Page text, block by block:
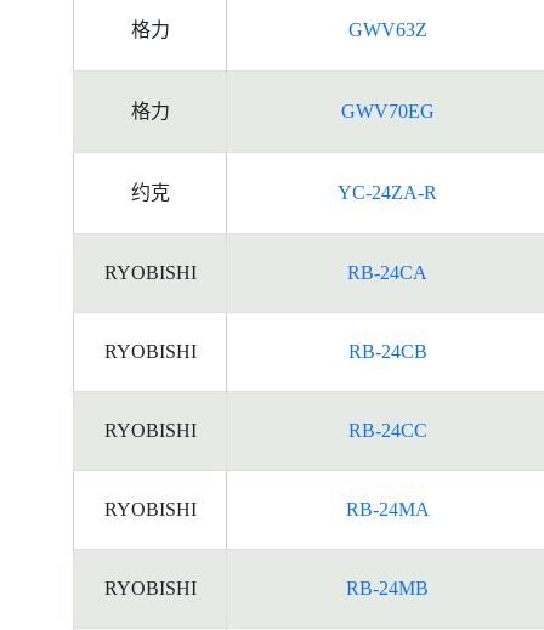
格力 GWV63Z
格力 GWV70EG
约克 YC-24ZA-R
RYOBISHI RB-24CA
RYOBISHI RB-24CB
RYOBISHI RB-24CC
RYOBISHI RB-24MA
RYOBISHI RB-24MB